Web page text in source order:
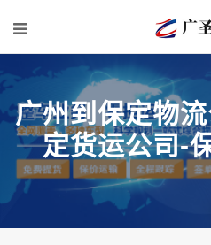
广州到保定物
定货运公司-